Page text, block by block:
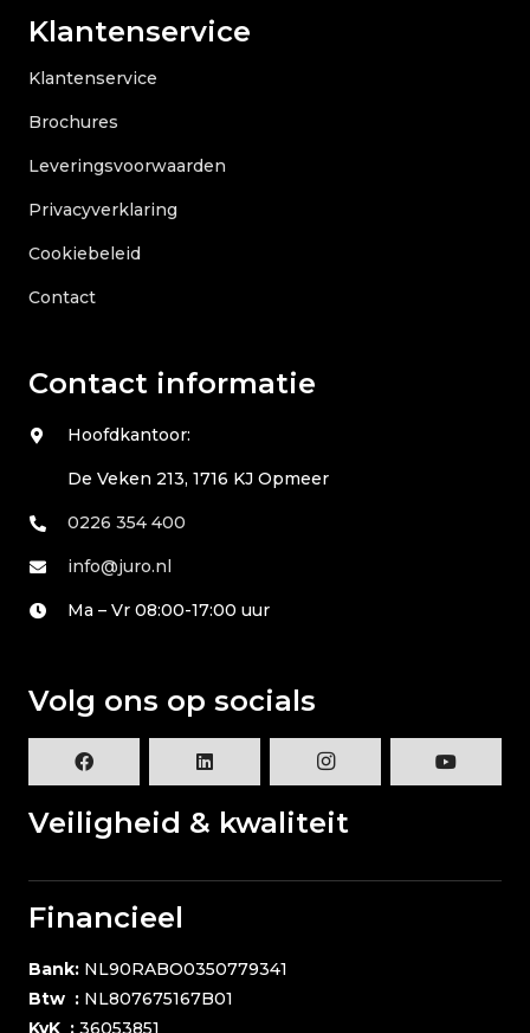
Klantenservice
Klantenservice
Brochures
Leveringsvoorwaarden
Privacyverklaring
Cookiebeleid
Contact
Contact informatie
Hoofdkantoor:
De Veken 213, 1716 KJ Opmeer
0226 354 400
info@juro.nl
Ma – Vr 08:00-17:00 uur
Volg ons op socials
Veiligheid & kwaliteit
Financieel
Bank: NL90RABO0350779341
Btw : NL807675167B01
KvK : 36053851